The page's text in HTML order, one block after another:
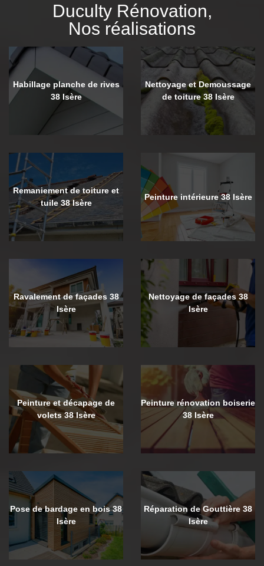
Duculty Rénovation,
Nos réalisations
Habillage planche de rives
38 Isère
Nettoyage et Demoussage
de toiture 38 Isère
Remaniement de toiture et
tuile 38 Isère
Peinture intérieure 38 Isère
Ravalement de façades 38
Isère
Nettoyage de façades 38
Isère
Peinture et décapage de
volets 38 Isère
Peinture rénovation boiserie
38 Isère
Pose de bardage en bois 38
Isère
Réparation de Gouttière 38
Isère